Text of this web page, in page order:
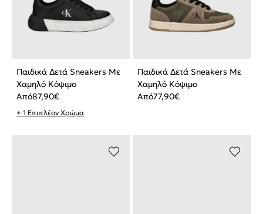
Παιδικά Δετά Sneakers Με
Χαμηλό Κόψιμο
Από87,90€
+ 1 Επιπλέον Χρώμα
Παιδικά Δετά Sneakers Με
Χαμηλό Κόψιμο
Από77,90€